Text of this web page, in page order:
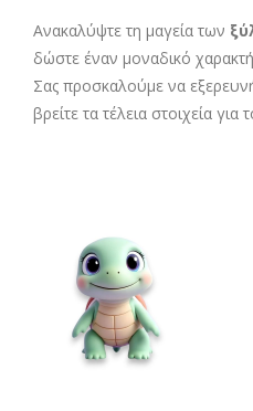
Ανακαλύψτε τη μαγεία των
δώστε έναν μοναδικό
Σας προσκαλούμε να
βρείτε τα τέλεια στοιχεία